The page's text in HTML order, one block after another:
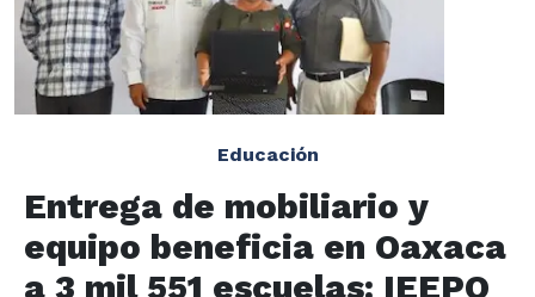
Educación
Entrega de mobiliario y
equipo beneficia en Oaxaca
a 3 mil 551 escuelas: IEEPO